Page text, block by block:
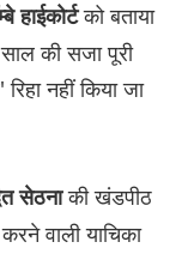
हाईकोर्टको बताया
की सजा पूरी
नहीं किया जा
सेठनाकी खंडपीठ
वाली याचिका